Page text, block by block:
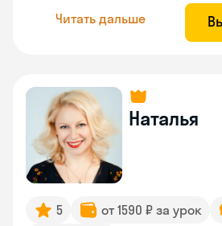
Читать дальше
Наталья
5 от 1590 ₽ за урок